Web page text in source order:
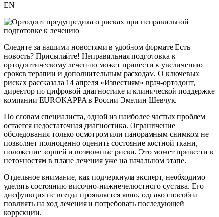
EN
Следите за нашими новостями в удобном формате Есть
новость? Присылайте! Неправильная подготовка к
ортодонтическому лечению может привести к увеличению
сроков терапии и дополнительным расходам. О ключевых
рисках рассказала 14 апреля «Известиям» врач-ортодонт,
директор по цифровой диагностике и клинической поддержке
компании EUROKAPPA в России Эмелин Шевчук.
По словам специалиста, одной из наиболее частых проблем
остается недостаточная диагностика. Ограничение
обследования только осмотром или панорамным снимком не
позволяет полноценно оценить состояние костной ткани,
положение корней и возможные риски. Это может привести к
неточностям в плане лечения уже на начальном этапе.
Отдельное внимание, как подчеркнула эксперт, необходимо
уделять состоянию височно-нижнечелюстного сустава. Его
дисфункция не всегда проявляется явно, однако способна
повлиять на ход лечения и потребовать последующей
коррекции.